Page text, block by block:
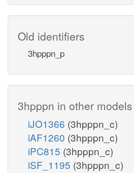
Old identifiers
3hpppn_p
3hpppn in other models
iJO1366 (3hpppn_c)
iAF1260 (3hpppn_c)
iPC815 (3hpppn_c)
iSF_1195 (3hpppn_c)